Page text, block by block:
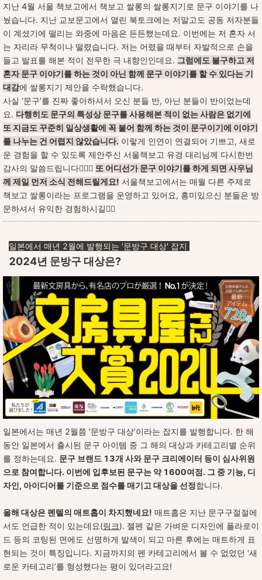
지난 4월 서울 책보고에서 책보고 쌀롱의 쌀롱지기로 문구 이야기를 나
눴습니다. 지난 교보문고에서 열린 북토크에는 저말고도 공동 저자분들
이 계셨기에 떨리는 와중에 마음은 든든했는데요. 이번에는 저 혼자 서
는 자리라 무척이나 떨렸습니다. 저는 어렸을 때부터 자발적으로 손을
들고 발표를 해본 적이 전무한 극 내향인인데요. 그럼에도 불구하고 저
혼자 문구 이야기를 하는 것이 아닌 함께 문구 이야기를 할 수 있다는 기
대감에 쌀롱지기 제안을 수락했습니다.
사실 ‘문구’를 진짜 좋아하셔서 오신 분들 반, 아닌 분들이 반이었는데
요. 다행히도 문구의 특성상 문구를 사용해본 적이 없는 사람은 없기에
또 지금도 꾸준히 일상생활에 꼭 붙어 함께 하는 것이 문구이기에 이야기
를 나누는 건 어렵지 않았습니다. 이렇게 인연이 연결되어 기쁘고, 새로
운 경험을 할 수 있도록 제안주신 서울책보고 유경 대리님께 다시한번
감사의 말씀드립니다🙇🏻‍♀️ 또 어디선가 문구 이야기를 하게 되면 사우님
께 제일 먼저 소식 전해드릴게요! 서울책보고에서는 매월 다른 주제로
책보고 쌀롱이라는 프로그램을 운영하고 있어요, 흥미있으신 분들은 방
문하셔서 유익한 경험하시길🙆‍♀️
일본에서 매년 2월에 발행되는 '문방구 대상' 잡지
2024년 문방구 대상은?
일본에서는 매년 2월쯤 ‘문방구 대상’이라는 잡지를 발행합니다. 한 해
동안 일본에서 출시된 문구 아이템 중 그 해의 대상과 카테고리별 순위
를 정하는데요. 문구 브랜드 13개 사와 문구 크리에이터 등이 심사위원
으로 참여합니다. 이번에 입후보된 문구는 약 1600여점. 그 중 기능, 디
자인, 아이디어를 기준으로 점수를 매기고 대상을 선정합니다.
올해 대상은 펜텔의 매트홉이 차지했네요! 매트홉은 지난 문구구절절에
서도 언급한 적이 있는데요(링크). 젤펜 같은 가벼운 디자인에 폴라로이
드 등의 코팅된 면에도 선명하게 발색이 되고 마른 후에는 매트하게 표
현되는 것이 특징입니다. 지금까지의 펜 카테고리에서 볼 수 없었던 ‘새
로운 카테고리’를 형성했다는 평이 있더라고요!